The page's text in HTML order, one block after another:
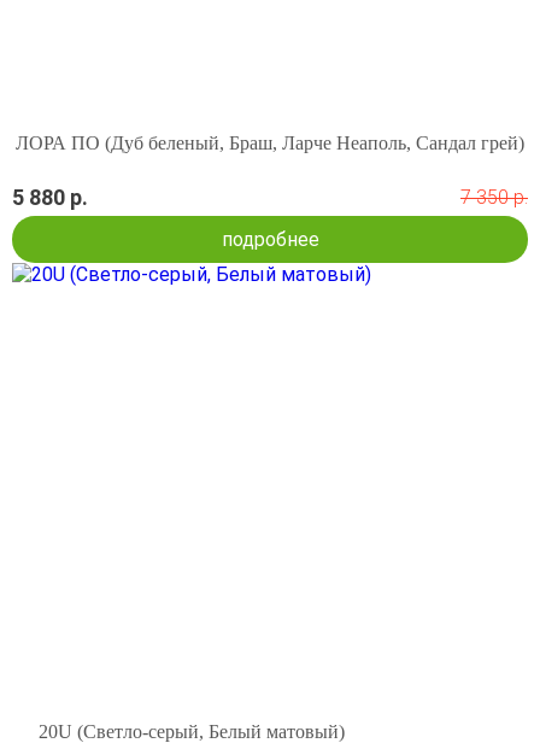
ЛОРА ПО (Дуб беленый, Браш, Ларче Неаполь, Сандал грей)
5 880 р.
7 350 р.
подробнее
20U (Светло-серый, Белый матовый)